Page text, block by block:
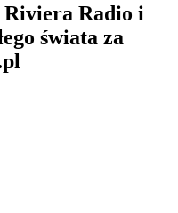
Riviera Radio i
świata za